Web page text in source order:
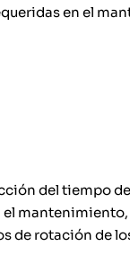
en el
del tiempo
de rotación de